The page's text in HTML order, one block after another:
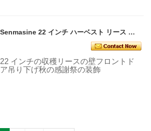
Senmasine 22 インチ ハーベスト リース 造花 ダリア 花 秋 カボチャ 感謝祭の葉 松ぼっくり
22 インチの収穫リースの壁フロントド
ア吊り下げ秋の感謝祭の装飾